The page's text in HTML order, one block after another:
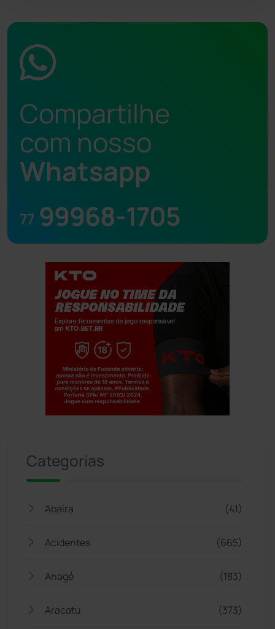
Compartilhe
com nosso
Whatsapp
77 99968-1705
Categorias
Abaíra (41)
Acidentes (665)
Anagé (183)
Aracatu (373)